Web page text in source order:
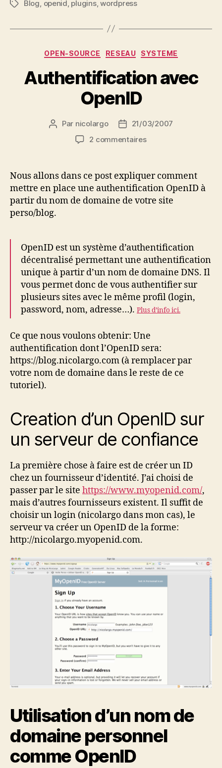
Étiquettes
Blog openid plugins,wordpress
Catégories
OPEN-SOURCE RESEAU SYSTEME
Authentification avec
OpenID
Auteur
l’article
Par nicolargo
Date
de
21/03/2007
2 commentairessur
OpenID
Nous allons dans ce post expliquer comment
mettre en place une authentification OpenID à
partir du nom de domaine de votre site
perso/blog.
OpenID est un système d’authentification
décentralisé permettant une authentification
unique à partir d’un nom de domaine DNS. Il
vous permet donc de vous authentifier sur
plusieurs sites avec le même profil (login,
password, nom, adresse…). Plus d’info ici.
Ce que nous voulons obtenir: Une
authentification dont l’OpenID sera:
https://blog.nicolargo.com (à remplacer par
votre nom de domaine dans le reste de ce
tutoriel).
Creation d’un OpenID sur
un serveur de confiance
La première chose à faire est de créer un ID
chez un fournisseur d’identité. J’ai choisi de
passer par le site https://www.myopenid.com/,
mais d’autres fournisseurs existent. Il suffit de
choisir un login (nicolargo dans mon cas), le
serveur va créer un OpenID de la forme:
http://nicolargo.myopenid.com.
Utilisation d’un nom de
domaine personnel
comme OpenID